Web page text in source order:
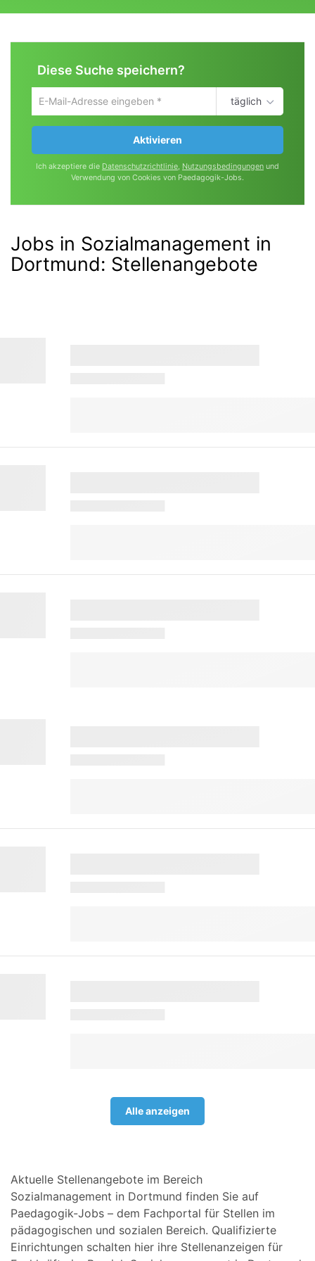
Diese Suche speichern?
Um
die
aktuelle
zu
speichern
deine
ein
täglich
Aktivieren
Ich akzeptiere die Datenschutzrichtlinie, Nutzungsbedingungen und
Verwendung von Cookies von Paedagogik-Jobs.
Jobs in Sozialmanagement in
Dortmund: Stellenangebote
Alle anzeigen
Aktuelle Stellenangebote im Bereich
Sozialmanagement in Dortmund finden Sie auf
Paedagogik-Jobs – dem Fachportal für Stellen im
pädagogischen und sozialen Bereich. Qualifizierte
Einrichtungen schalten hier ihre Stellenanzeigen für